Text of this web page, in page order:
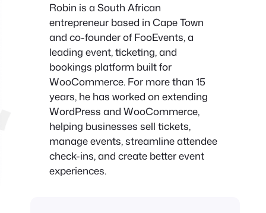
Robin is a South African
entrepreneur based in Cape Town
and co-founder of FooEvents, a
leading event, ticketing, and
bookings platform built for
WooCommerce. For more than 15
years, he has worked on extending
WordPress and WooCommerce,
helping businesses sell tickets,
manage events, streamline attendee
check-ins, and create better event
experiences.